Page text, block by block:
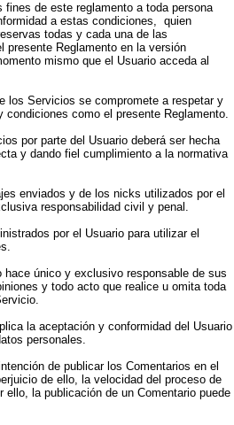
fines de este reglamento a toda persona
a estas condiciones, quien
todas y cada una de las
presente Reglamento en la versión
mismo que el Usuario acceda al
los Servicios se compromete a respetar y
condiciones como el presente Reglamento.
por parte del Usuario deberá ser hecha
y dando fiel cumplimiento a la normativa
enviados y de los nicks utilizados por el
responsabilidad civil y penal.
por el Usuario para utilizar el
hace único y exclusivo responsable de sus
y todo acto que realice u omita toda
la aceptación y conformidad del Usuario
personales.
de publicar los Comentarios en el
de ello, la velocidad del proceso de
ello, la publicación de un Comentario puede